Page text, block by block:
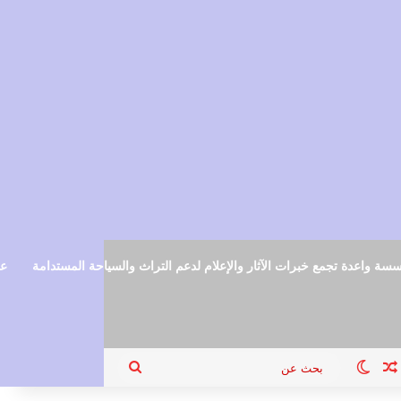
واعدة تجمع خبرات الآثار والإعلام لدعم التراث والسياحة المستدامة
الدخول
مقال عشوائي
الوضع المظلم
بحث